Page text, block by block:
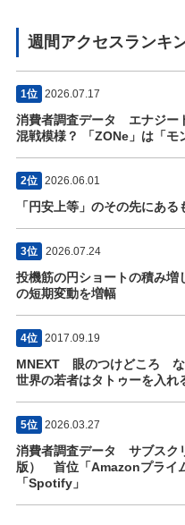
週間アクセスランキ
1位 2026.07.17
消費者調査データ エナジー
混戦模様？ 「ZONe」は「モ
2位 2026.06.01
「円安上等」のその先にある
3位 2026.07.24
投機筋の円ショートの積み増
の短期変動を増幅
4位 2017.09.19
MNEXT 眼のつけどころ な
世界の若者はタトゥーを入れ
5位 2026.03.27
消費者調査データ サブスク
版） 首位「Amazonプライ
「Spotify」